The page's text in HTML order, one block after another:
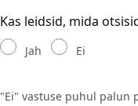
Kas leidsid, mida
Jah Ei
"Ei" vastuse puhul palun